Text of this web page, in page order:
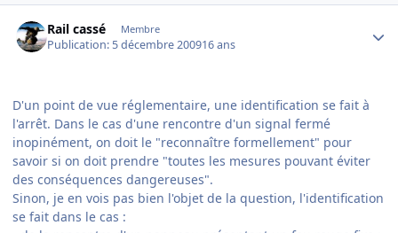
Rail cassé Membre
Publication: 5 décembre 200916 ans
D'un point de vue réglementaire, une identification se fait à
l'arrêt. Dans le cas d'une rencontre d'un signal fermé
inopinément, on doit le "reconnaître formellement" pour
savoir si on doit prendre "toutes les mesures pouvant éviter
des conséquences dangereuses".
Sinon, je en vois pas bien l'objet de la question, l'identification
se fait dans le cas :